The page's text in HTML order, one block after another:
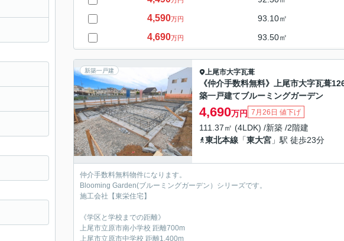
4,590万円 93.10㎡
4,690万円 93.50㎡
新築一戸建 上尾市大字瓦葺
《仲介手数料無料》上尾市大字瓦葺
築一戸建てブルーミングガーデン
4,690万円 7月26日 値下げ
111.37㎡ (4LDK) /新築 /2階建
東北本線 「東大宮 」駅 徒歩23分
仲介手数料無料物件になります。
Blooming Garden(ブルーミングガーデン）シリーズです。
施工会社【東栄住宅】
《学区と学校までの距離》
上尾市立原市南小学校 距離700m
上尾市立原市中学校 距離1,400m